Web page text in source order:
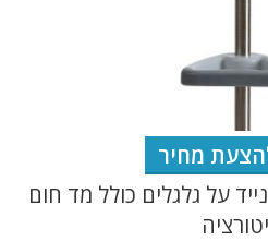
מחיר
על גלגלים כולל מד חום